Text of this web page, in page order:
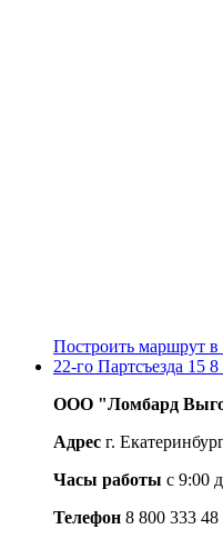
Построить маршрут в
22-го Партсъезда 15 8
ООО "Ломбард
Адрес г.
Часы работы c 9:00
Телефон 8 800 333 48